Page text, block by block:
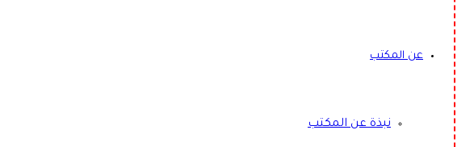
عن المكتب
نبذة عن المكتب